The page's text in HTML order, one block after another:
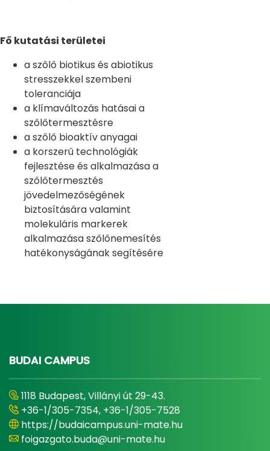
Fő kutatási területei
a szőlő biotikus és abiotikus
stresszekkel szembeni
toleranciája
a klímaváltozás hatásai a
szőlőtermesztésre
a szőlő bioaktív anyagai
a korszerű technológiák
fejlesztése és alkalmazása a
szőlőtermesztés
jövedelmezőségének
biztosítására valamint
molekuláris markerek
alkalmazása szőlőnemesítés
hatékonyságának segítésére
BUDAI CAMPUS
1118 Budapest, Villányi út 29-43.
+36-1/305-7354, +36-1/305-7528
https://budaicampus.uni-mate.hu
foigazgato.buda@uni-mate.hu